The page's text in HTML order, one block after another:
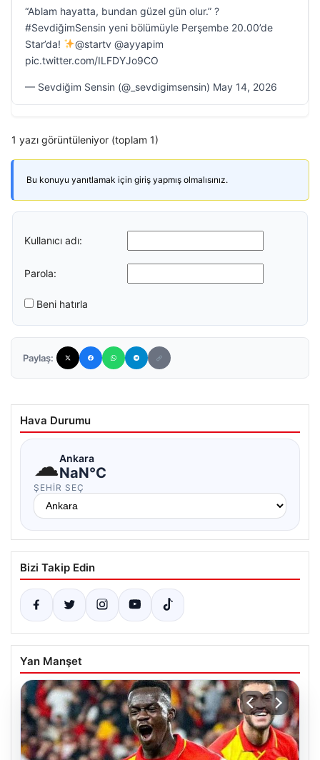
“Ablam hayatta, bundan güzel gün olur.” ?
#SevdiğimSensin yeni bölümüyle Perşembe 20.00’de
Star’da!
@startv @ayyapim
pic.twitter.com/ILFDYJo9CO
— Sevdiğim Sensin (@_sevdigimsensin) May 14, 2026
1 yazı görüntüleniyor (toplam 1)
Bu konuyu yanıtlamak için giriş yapmış olmalısınız.
Kullanıcı adı:
Parola:
Beni hatırla
Paylaş:
Hava Durumu
☁Ankara
NaN°C
ŞEHIR SEÇ
Bizi Takip Edin
Yan Manşet